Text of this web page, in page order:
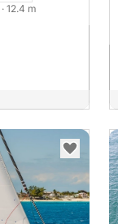
· 12.4 m